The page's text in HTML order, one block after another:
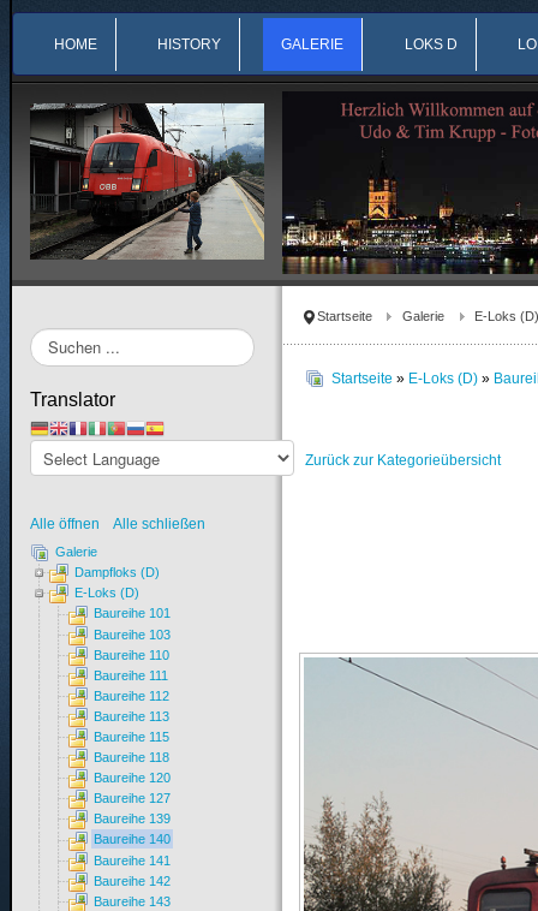
HOME HISTORY GALERIE LOKS D
Startseite Galerie E-Loks (D)
Startseite » E-Loks (D) »
Zurück zur Kategorieübersicht
Suchen
...
Translator
Alle öffnen Alle schließen
Galerie
Dampfloks (D)
E-Loks (D)
Baureihe 101
Baureihe 103
Baureihe 110
Baureihe 111
Baureihe 112
Baureihe 113
Baureihe 115
Baureihe 118
Baureihe 120
Baureihe 127
Baureihe 139
Baureihe 140
Baureihe 141
Baureihe 142
Baureihe 143